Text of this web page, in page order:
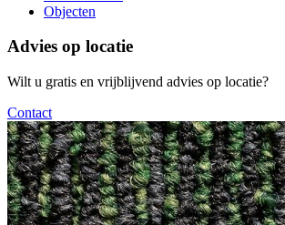
Objecten
Advies op locatie
Wilt u gratis en vrijblijvend advies op locatie?
Contact